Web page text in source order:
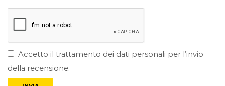
Accetto il trattamento dei dati personali per l’invio
della recensione.